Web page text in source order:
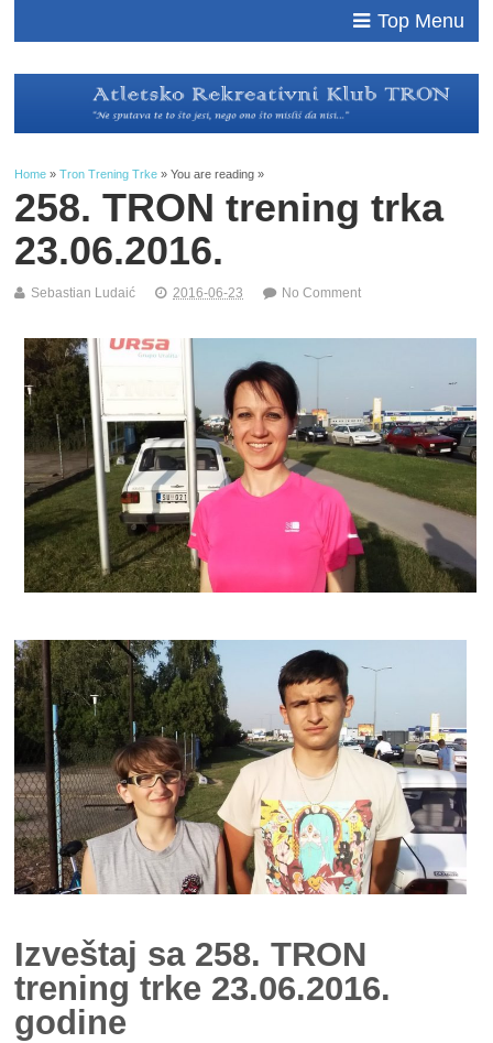
Top Menu
Home »Tron Trening Trke » You are reading »
258. TRON trening trka
23.06.2016.
Sebastian Ludaić 2016-06-23 No Comment
Izveštaj sa 258. TRON
trening trke 23.06.2016.
godine